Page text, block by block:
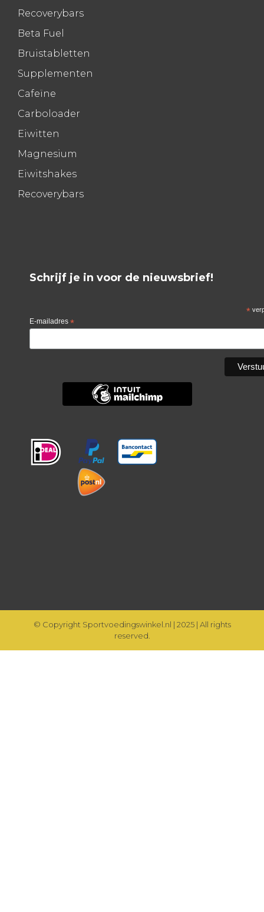
Recoverybars
Beta Fuel
Bruistabletten
Supplementen
Cafeïne
Carboloader
Eiwitten
Magnesium
Eiwitshakes
Recoverybars
Schrijf je in voor de nieuwsbrief!
*
E-mailadres *
© Copyright Sportvoedingswinkel.nl | 2025 | All rights
reserved.